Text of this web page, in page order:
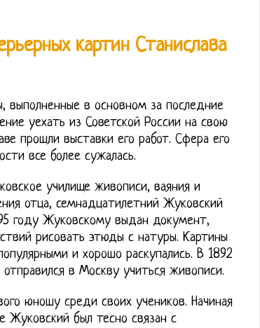
картин Станислава
выполненные в основном за последние
уехать из Советской России на свою
прошли выставки его работ. Сфера его
все более сужалась.
училище живописи, ваяния и
отца, семнадцатилетний Жуковский
году Жуковскому выдан документ,
рисовать этюды с натуры. Картины
и хорошо раскупались. В 1892
в Москву учиться живописи.
юношу среди своих учеников. Начиная
Жуковский был тесно связан с